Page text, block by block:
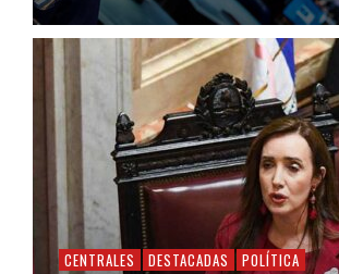
CENTRALES DESTACADAS POLÍTICA